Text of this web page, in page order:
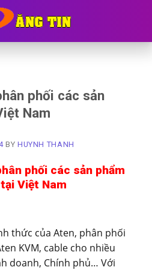
phối các sản
Nam
BY HUYNH THANH
phối các sản phẩm
Việt Nam
thức của Aten, phân phối
KVM, cable cho nhiều
doanh, Chính phủ… Với